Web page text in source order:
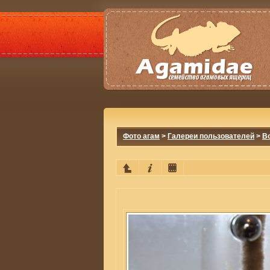
Фото агам > Галереи пользователей >